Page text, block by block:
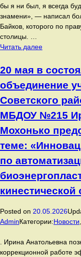
макулатуры.
бы я ни был, я всегда
знамени», — написал
Байков, которого по
столицы. …
Читать далееВ
№
6
«Дружные
ребята»
прошло
2026
году
—
Году
Андрея
Байкова,
головы
20 мая в
объединение
Советского
МБДОУ №215
Мохонько
теме:
по
кинестической
Posted on 20.05.2026
AdminКатегории:Новости
. Ирина Анатольевна
коррекционной работе